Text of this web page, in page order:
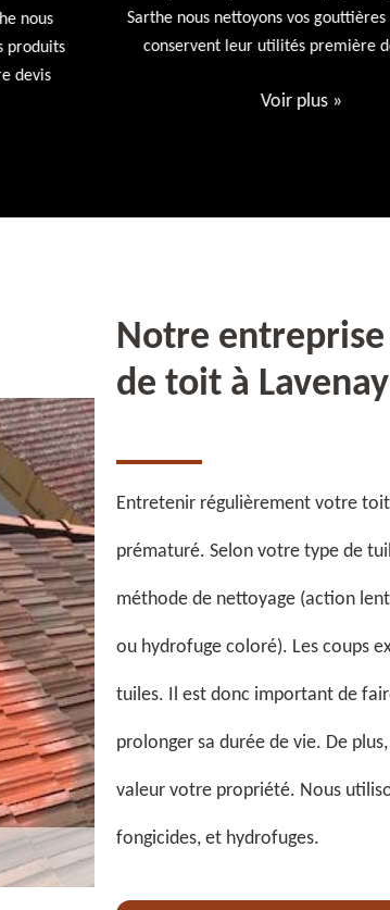
nettoyons vos gouttières afin qu'elles
leur utilités première devis offert
des
Notre
de toit à Lavenay
Entretenir régulièrement votre
prématuré. Selon votre type de
méthode de nettoyage (action
ou hydrofuge coloré). Les coups
tuiles. Il est donc important de
prolonger sa durée de vie. De
valeur votre propriété. Nous
fongicides, et hydrofuges.